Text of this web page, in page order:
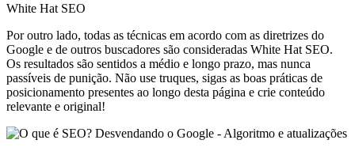
White Hat SEO
Por outro lado, todas as técnicas em acordo com as diretrizes do
Google e de outros buscadores são consideradas White Hat SEO.
Os resultados são sentidos a médio e longo prazo, mas nunca
passíveis de punição. Não use truques, sigas as boas práticas de
posicionamento presentes ao longo desta página e crie conteúdo
relevante e original!